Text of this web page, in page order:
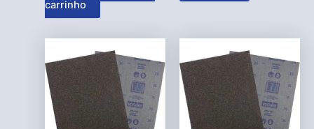
carrinho